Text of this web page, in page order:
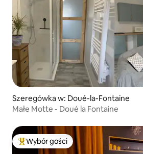
Szeregówka w: Doué-la-Fontaine
Małe Motte - Doué la Fontaine
Najpopularniejsze z kategorii Wybór
Wybór gości